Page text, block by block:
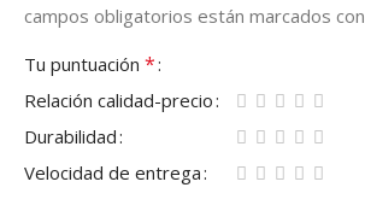
campos obligatorios están marcados con
Tu puntuación *
Relación calidad-precio
Durabilidad
Velocidad de entrega